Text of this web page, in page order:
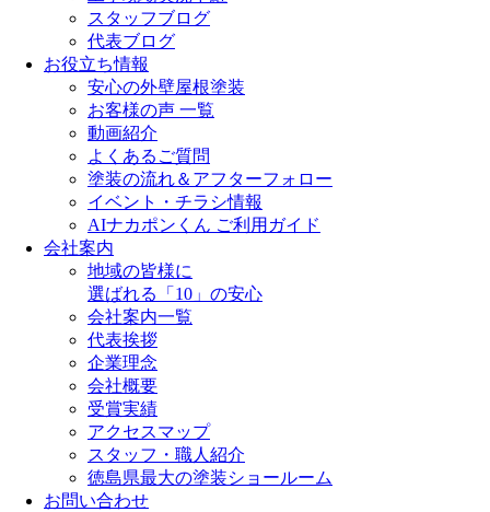
スタッフブログ
代表ブログ
お役立ち情報
安心の外壁屋根塗装
お客様の声 一覧
動画紹介
よくあるご質問
塗装の流れ＆アフターフォロー
イベント・チラシ情報
AIナカポンくん ご利用ガイド
会社案内
地域の皆様に
選ばれる「10」の安心
会社案内一覧
代表挨拶
企業理念
会社概要
受賞実績
アクセスマップ
スタッフ・職人紹介
徳島県最大の塗装ショールーム
お問い合わせ